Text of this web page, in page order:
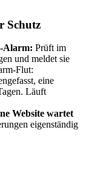
Schutz
Alarm: Prüft im
und meldet sie
Flut:
eine
Läuft
Website wartet
eigenständig